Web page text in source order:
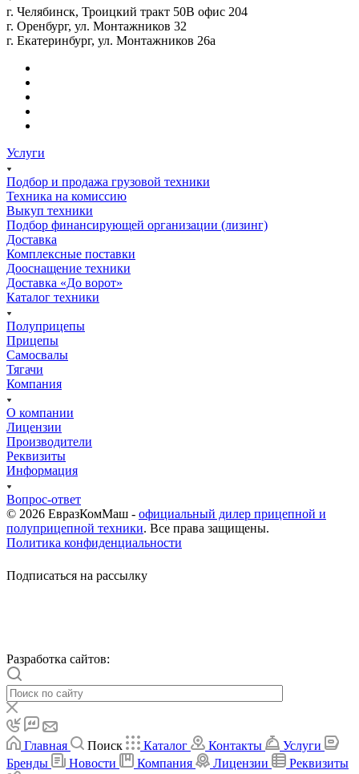
г. Челябинск, Троицкий тракт 50В офис 204
г. Оренбург, ул. Монтажников 32
г. Екатеринбург, ул. Монтажников 26а
Услуги
Подбор и продажа грузовой техники
Техника на комиссию
Выкуп техники
Подбор финансирующей организации (лизинг)
Доставка
Комплексные поставки
Дооснащение техники
Доставка «До ворот»
Каталог техники
Полуприцепы
Прицепы
Самосвалы
Тягачи
Компания
О компании
Лицензии
Производители
Реквизиты
Информация
Вопрос-ответ
© 2026 ЕвразКомМаш - официальный дилер прицепной и
полуприцепной техники. Все права защищены.
Политика конфиденциальности
Подписаться на рассылку
Разработка сайтов:
Главная Поиск Каталог Контакты
Услуги
Бренды
Новости Компания Лицензии
Реквизиты